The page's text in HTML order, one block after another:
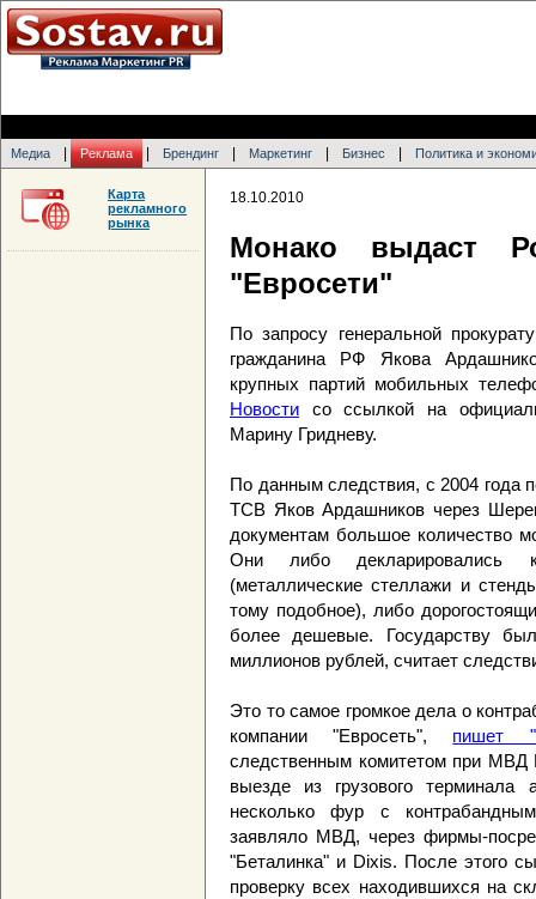
Медиа Реклама Брендинг Маркетинг Бизнес Политика и
18.10.2010
Монако выдаст
"Евросети"
По запросу генеральной
гражданина РФ Якова
крупных партий мобильных
Новости со ссылкой на
Марину Гридневу.
По данным следствия, с 2004 года
ТСВ Яков Ардашников через
документам большое количество
Они либо декларировались
(металлические стеллажи и
тому подобное), либо
более дешевые. Государству
миллионов рублей, считает
Это то самое громкое дела о
компании "Евросеть", пишет
следственным комитетом при МВД
выезде из грузового терминала
несколько фур с
заявляло МВД, через фирмы-
"Беталинка" и Dixis. После этого
проверку всех находившихся на
Карта
рекламного
рынка